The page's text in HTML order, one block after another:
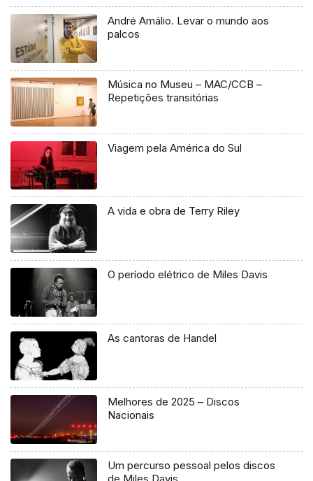
André Amálio. Levar o mundo aos
palcos
Música no Museu – MAC/CCB –
Repetições transitórias
Viagem pela América do Sul
A vida e obra de Terry Riley
O período elétrico de Miles Davis
As cantoras de Handel
Melhores de 2025 – Discos
Nacionais
Um percurso pessoal pelos discos